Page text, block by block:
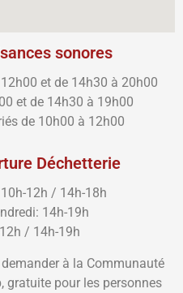
sonores
et de 14h30 à 20h00
et de 14h30 à 19h00
de 10h00 à 12h00
Déchetterie
12h / 14h-18h
14h-19h
/ 14h-19h
à la Communauté
gratuite pour les personnes